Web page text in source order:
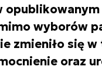
wyborów
zmieniło się
oraz